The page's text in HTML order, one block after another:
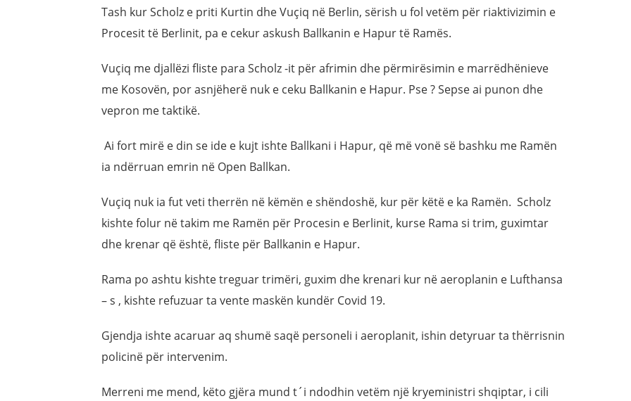
Tash kur Scholz e priti Kurtin dhe Vuçiq në Berlin, sërish u fol vetëm për riaktivizimin e
Procesit të Berlinit, pa e cekur askush Ballkanin e Hapur të Ramës.
Vuçiq me djallëzi fliste para Scholz -it për afrimin dhe përmirësimin e marrëdhënieve
me Kosovën, por asnjëherë nuk e ceku Ballkanin e Hapur. Pse ? Sepse ai punon dhe
vepron me taktikë.
Ai fort mirë e din se ide e kujt ishte Ballkani i Hapur, që më vonë së bashku me Ramën
ia ndërruan emrin në Open Ballkan.
Vuçiq nuk ia fut veti therrën në këmën e shëndoshë, kur për këtë e ka Ramën. Scholz
kishte folur në takim me Ramën për Procesin e Berlinit, kurse Rama si trim, guximtar
dhe krenar që është, fliste për Ballkanin e Hapur.
Rama po ashtu kishte treguar trimëri, guxim dhe krenari kur në aeroplanin e Lufthansa
– s , kishte refuzuar ta vente maskën kundër Covid 19.
Gjendja ishte acaruar aq shumë saqë personeli i aeroplanit, ishin detyruar ta thërrisnin
policinë për intervenim.
Merreni me mend, këto gjëra mund t´i ndodhin vetëm një kryeministri shqiptar, i cili